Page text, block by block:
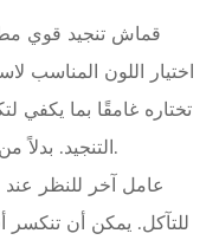
قماش تنجيد قوي
اختيار اللون المناسب
تختاره غامقًا بما يكفي
التنجيد. بدلاً من ذلك ، يمكنك اختيار لون محايد أو غني.
عامل آخر للنظر
للتآكل. يمكن أن تنكسر